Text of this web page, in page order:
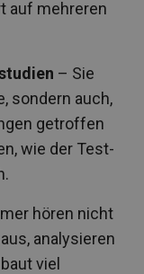
auf mehreren
– Sie
sondern auch,
getroffen
wie der Test-
hören nicht
analysieren
viel